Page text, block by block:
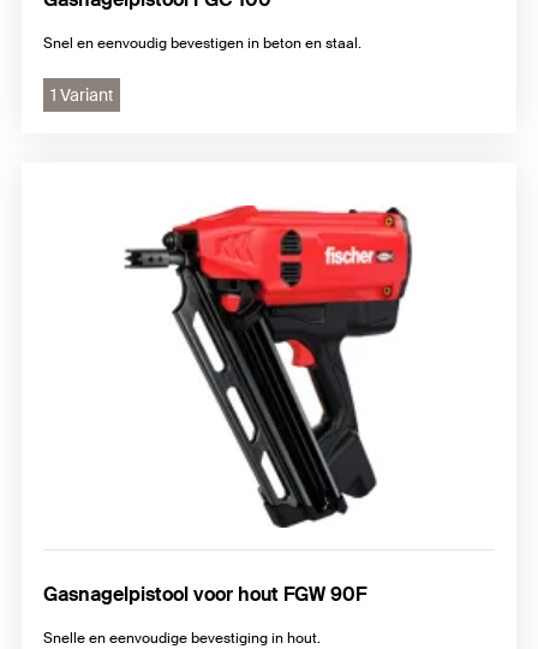
Snel en eenvoudig bevestigen in beton en staal.
1 Variant
Gasnagelpistool voor hout FGW 90F
Snelle en eenvoudige bevestiging in hout.